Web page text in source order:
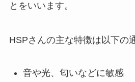
とをいいます。
HSPさんの主な特徴は以下の
音や光、匂いなどに敏感